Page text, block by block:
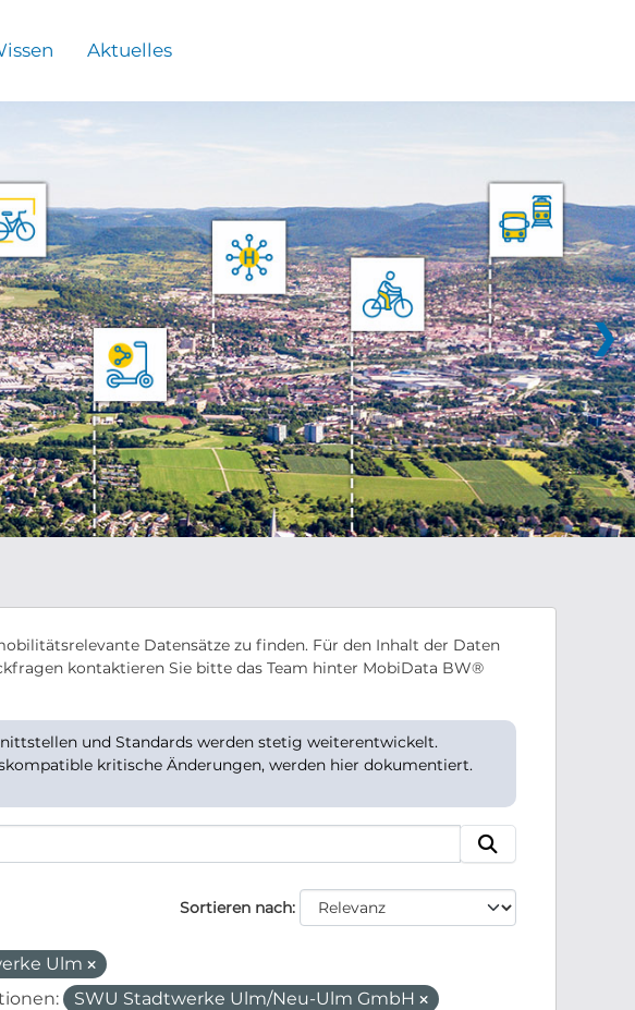
Aktuelles
❯
Datensätze zu finden. Für den Inhalt der Daten
kontaktieren Sie bitte das Team hinter MobiData BW®
und Standards werden stetig weiterentwickelt.
kritische Änderungen, werden hier dokumentiert.
Sortieren nach
Ulm
SWU Stadtwerke Ulm/Neu-Ulm GmbH